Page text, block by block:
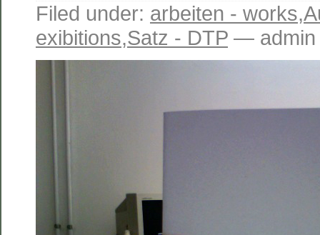
Filed under: arbeiten - works,
exibitions,Satz - DTP — admin